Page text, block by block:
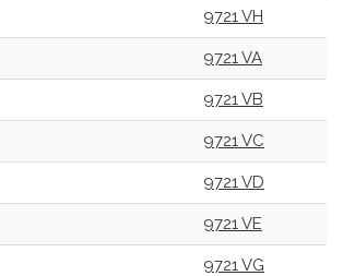
9721 VH
9721 VA
9721 VB
9721 VC
9721 VD
9721 VE
9721 VG